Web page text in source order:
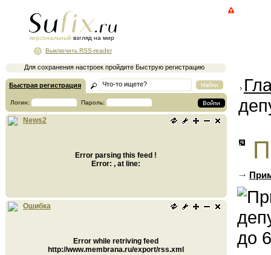
персональный взгляд на мир
Для сохранения настроек пройдите Быструю регистрацию
Выключить RSS-reader
Быстрая регистрация
Логин: Пароль:
News2
Error parsing this feed !
Error: , at line:
Ошибка
Error while retriving feed
http://www.membrana.ru/export/rss.xml